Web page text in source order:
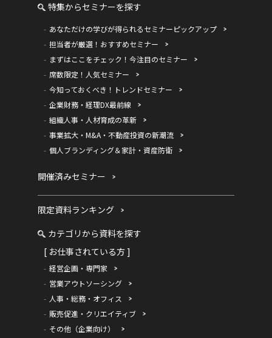
特集からセミナーを探す
あなただけの学びが得られるセミナーピックアップ
担当者が厳選！おすすめセミナー
まずはここをチェック！今注目のセミナー
席数限定！人気セミナー
今知っておくべき！トレンドセミナー
企業財務・経理DX最前線
組織人事・人材育成の革新
事業拡大・M&A・不動産投資の新潮流
個人ブランディング＆家計・資産防衛
開催済みセミナー
限定資料ランキング
カテゴリから資料を探す
[ お仕事されている方 ]
経営企画・専門家
営業アウトソーシング
人事・総務・オフィス
販売促進・クリエイティブ
その他（企業向け）